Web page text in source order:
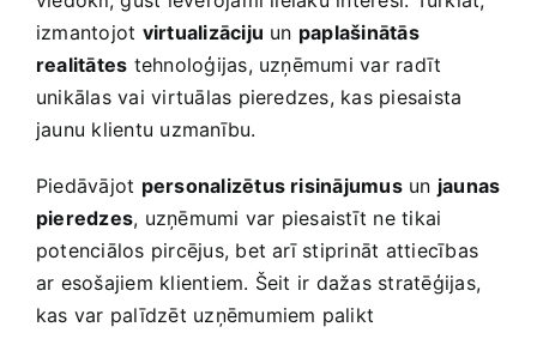
izmantojot virtualizāciju un paplašinātās⁤
realitātes tehnoloģijas, uzņēmumi var radīt
unikālas vai virtuālas pieredzes, kas piesaista
jaunu klientu uzmanību.
Piedāvājot personalizētus risinājumusun jaunas
‌pieredzes, uzņēmumi var piesaistīt ne tikai
potenciālos pircējus, bet arī stiprināt attiecības
ar esošajiem klientiem. Šeit ir dažas stratēģijas,⁢
kas var palīdzēt uzņēmumiem palikt